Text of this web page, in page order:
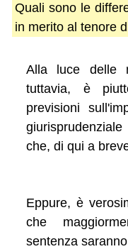
Quali sono le
in merito al tenore
Alla luce delle
tuttavia, è
previsioni
che, di qui a
Eppure, è
che
sentenza